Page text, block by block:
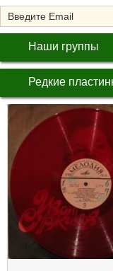
Наши группы
Редкие